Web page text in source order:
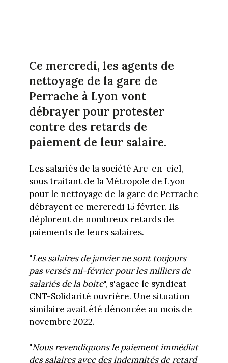
Ce mercredi, les agents de
nettoyage de la gare de
Perrache à Lyon vont
débrayer pour protester
contre des retards de
paiement de leur salaire.
Les salariés de la société Arc-en-ciel,
sous traitant de la Métropole de Lyon
pour le nettoyage de la gare de Perrache
débrayent ce mercredi 15 février. Ils
déplorent de nombreux retards de
paiements de leurs salaires.
"Les salaires de janvier ne sont toujours
pas versés mi-février pour les milliers de
salariés de la boite", s'agace le syndicat
CNT-Solidarité ouvrière. Une situation
similaire avait été dénoncée au mois de
novembre 2022.
"Nous revendiquons le paiement immédiat
des salaires avec des indemnités de retard